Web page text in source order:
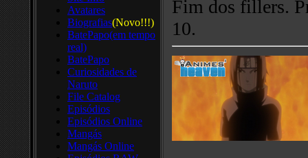
Avatares
Biografias(Novo!!!)
BatePapo(em tempo
real)
BatePapo
Curiosidades de
Naruto
File Catalog
Episódios
Episódios Online
Mangás
Mangás Online
Fim dos fillers.
10.